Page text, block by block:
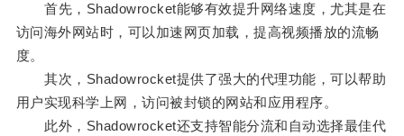
首先，Shadowrocket能够有效提升网络速度，尤其是在
访问海外网站时，可以加速网页加载，提高视频播放的流畅
度。
其次，Shadowrocket提供了强大的代理功能，可以帮助
用户实现科学上网，访问被封锁的网站和应用程序。
此外，Shadowrocket还支持智能分流和自动选择最佳代